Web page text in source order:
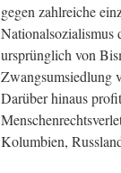
gegen zahlreiche
Nationalsozialismus
ursprünglich von
Zwangsumsiedlung
Darüber hinaus
Kolumbien,